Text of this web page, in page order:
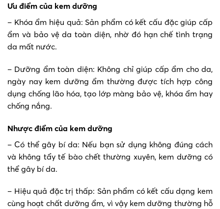
Ưu điểm của kem dưỡng
– Khóa ẩm hiệu quả: Sản phẩm có kết cấu đặc giúp cấp
ẩm và bảo vệ da toàn diện, nhờ đó hạn chế tình trạng
da mất nước.
– Dưỡng ẩm toàn diện: Không chỉ giúp cấp ẩm cho da,
ngày nay kem dưỡng ẩm thường được tích hợp công
dụng chống lão hóa, tạo lớp màng bảo vệ, khóa ẩm hay
chống nắng.
Nhược điểm của kem dưỡng
– Có thể gây bí da: Nếu bạn sử dụng không đúng cách
và không tẩy tế bào chết thường xuyên, kem dưỡng có
thể gây bí da.
– Hiệu quả đặc trị thấp: Sản phẩm có kết cấu dạng kem
cùng hoạt chất dưỡng ẩm, vì vậy kem dưỡng thường hỗ